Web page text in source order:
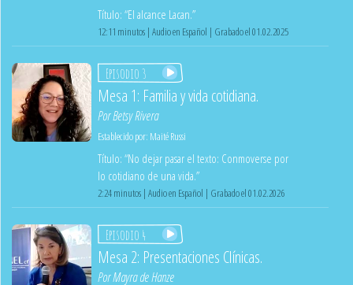
Título: “El alcance Lacan.”
12:11 minutos | Audio en Español | Grabado el 01.02.2025
Episodio 3
Mesa 1: Familia y vida cotidiana.
PorBetsy Rivera
Establecido por: Maité Russi
Título: “No dejar pasar el texto: Conmoverse por
lo cotidiano de una vida.”
2:24 minutos | Audio en Español | Grabado el 01.02.2026
Episodio 4
Mesa 2: Presentaciones Clínicas.
PorMayra de Hanze